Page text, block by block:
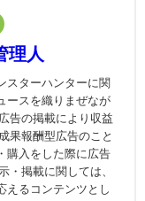
理人
スターハンターに関
ースを織りまぜなが
告の掲載により収益
果報酬型広告のこと
購入をした際に広告
・掲載に関しては、
えるコンテンツとし